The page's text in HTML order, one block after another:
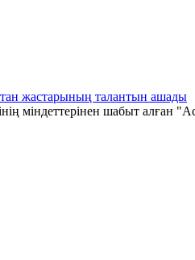
жастарының талантын ашады
міндеттерінен шабыт алған